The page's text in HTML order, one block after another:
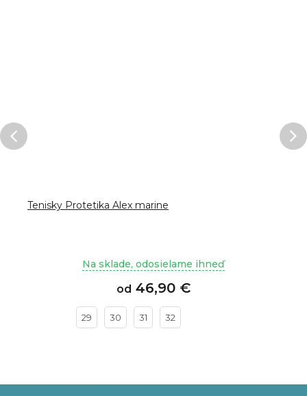
Tenisky Protetika Alex marine
Na sklade, odosielame ihneď
od 46,90 €
29 30 31 32